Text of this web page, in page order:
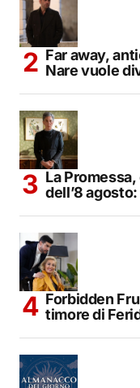
Far away,
Nare vuole
La
dell’8
Forbidden
timore di